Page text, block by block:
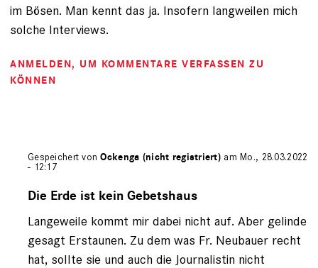
im Bösen. Man kennt das ja. Insofern langweilen mich
solche Interviews.
ANMELDEN, UM KOMMENTARE VERFASSEN ZU
KÖNNEN
Gespeichert vonOckenga (nicht registriert) am Mo., 28.03.2022
- 12:17
auf
G.L.
(nicht
registriert)
Die Erde ist kein Gebetshaus
Langeweile kommt mir dabei nicht auf. Aber gelinde
gesagt Erstaunen. Zu dem was Fr. Neubauer recht
hat, sollte sie und auch die Journalistin nicht